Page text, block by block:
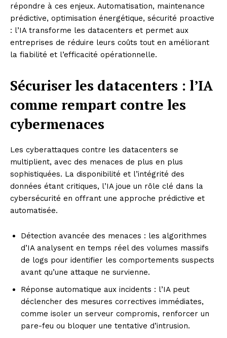
répondre à ces enjeux. Automatisation, maintenance
prédictive, optimisation énergétique, sécurité proactive
: l’IA transforme les datacenters et permet aux
entreprises de réduire leurs coûts tout en améliorant
la fiabilité et l’efficacité opérationnelle.
Sécuriser les datacenters : l’IA
comme rempart contre les
cybermenaces
Les cyberattaques contre les datacenters se
multiplient, avec des menaces de plus en plus
sophistiquées. La disponibilité et l’intégrité des
données étant critiques, l’IA joue un rôle clé dans la
cybersécurité en offrant une approche prédictive et
automatisée.
Détection avancée des menaces : les algorithmes
d’IA analysent en temps réel des volumes massifs
de logs pour identifier les comportements suspects
avant qu’une attaque ne survienne.
Réponse automatique aux incidents : l’IA peut
déclencher des mesures correctives immédiates,
comme isoler un serveur compromis, renforcer un
pare-feu ou bloquer une tentative d’intrusion.